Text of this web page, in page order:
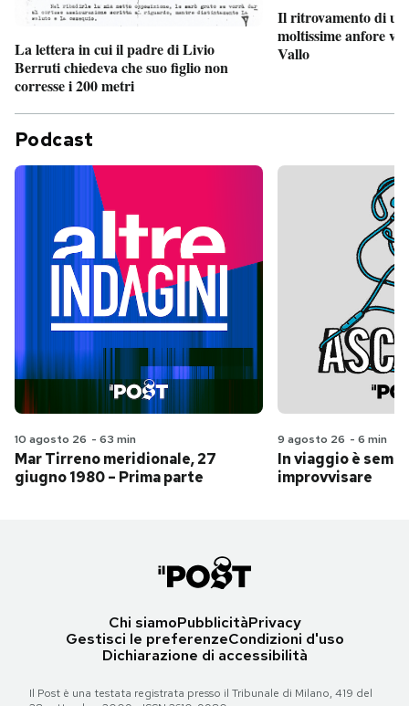
La lettera in cui il padre di Livio
Berruti chiedeva che suo figlio non
corresse i 200 metri
Il ritrovamento di
moltissime anfore
Vallo
Podcast
10 agosto 26 - 63 min
Mar Tirreno meridionale, 27
giugno 1980 – Prima parte
9 agosto 26 - 6 min
In viaggio è
improvvisare
Chi siamoPubblicitàPrivacy
Gestisci le preferenzeCondizioni d'uso
Dichiarazione di accessibilità
Il Post è una testata registrata presso il Tribunale di Milano, 419 del